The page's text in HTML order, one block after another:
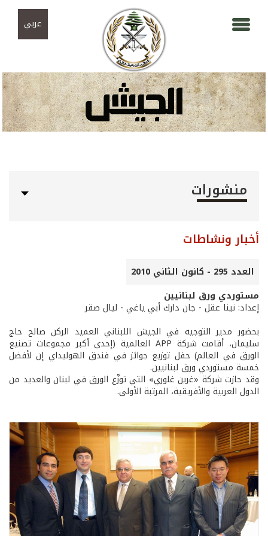
عربي
منشورات
أخبار ونشاطات
العدد 295 - كانون الثاني 2010
مستوردي ورق لبنانيين
إعداد: نينا عقل - جان دارك أبي ياغي - ليال صقر
بحضور مدير التوجيه في الجيش اللبناني العميد الركن صالح حاج
سليمان، أقامت شركة APP العالمية (إحدى أكبر مجموعات تصنيع
الورق في العالم) حفل توزيع جوائز في فندق الهوليداي إن لأفضل
خمسة مستوردي ورق لبنانيين.
وقد حازت شركة «غرين غلوري» التي توزّع الورق في لبنان والعديد من
الدول العربية والأفريقية، المرتبة الأولى.